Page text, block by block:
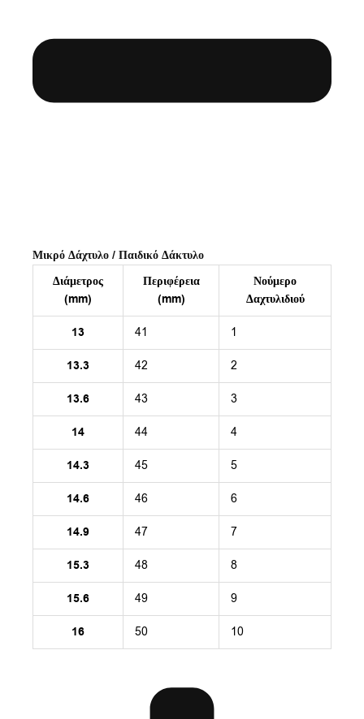
Μικρό Δάχτυλο / Παιδικό Δάκτυλο
Διάμετρος
(mm)
Περιφέρεια
(mm)
Νούμερο
Δαχτυλιδιού
13 41 1
13.3 42 2
13.6 43 3
14 44 4
14.3 45 5
14.6 46 6
14.9 47 7
15.3 48 8
15.6 49 9
16 50 10